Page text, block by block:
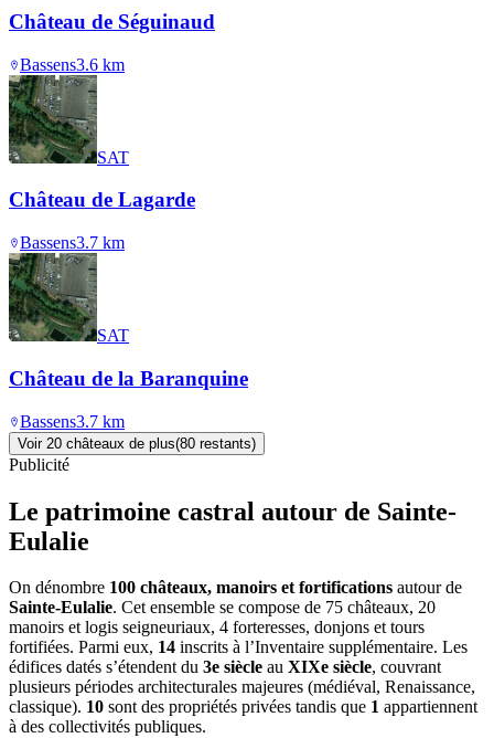
Château de Séguinaud
Bassens3.6 km
SAT
Château de Lagarde
Bassens3.7 km
SAT
Château de la Baranquine
Bassens3.7 km
Voir 20 châteaux de plus(80 restants)
Publicité
Le patrimoine castral autour de Sainte-
Eulalie
On dénombre 100 châteaux, manoirs et fortifications autour de
Sainte-Eulalie. Cet ensemble se compose de 75 châteaux, 20
manoirs et logis seigneuriaux, 4 forteresses, donjons et tours
fortifiées. Parmi eux, 14 inscrits à l’Inventaire supplémentaire. Les
édifices datés s’étendent du 3e siècle au XIXe siècle, couvrant
plusieurs périodes architecturales majeures (médiéval, Renaissance,
classique). 10 sont des propriétés privées tandis que 1 appartiennent
à des collectivités publiques.